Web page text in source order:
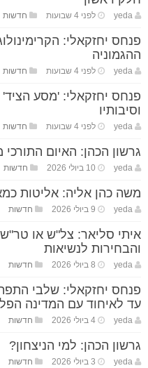
yeda לפני 4 שבועות חדשות
פנחס יחזקאלי:
ההגמוניה
yeda לפני 4 שבועות חדשות
פנחס יחזקאלי: 'מסע הציד'
וסיבותיו
yeda לפני 4 שבועות חדשות
גרשון הכהן: האיום
yeda 10 ביולי 2026 חדשות
משה כהן אליה: אליטות
yeda 9 ביולי 2026 חדשות
איתי סליאר: צל"ש או
והבחירות לנשיאות
yeda 8 ביולי 2026 חדשות
פנחס יחזקאלי: שלבי
עד לאיחוד עם המדינה
yeda 4 ביולי 2026 חדשות
גרשון הכהן: למי הניצחון?
yeda 3 ביולי 2026 חדשות